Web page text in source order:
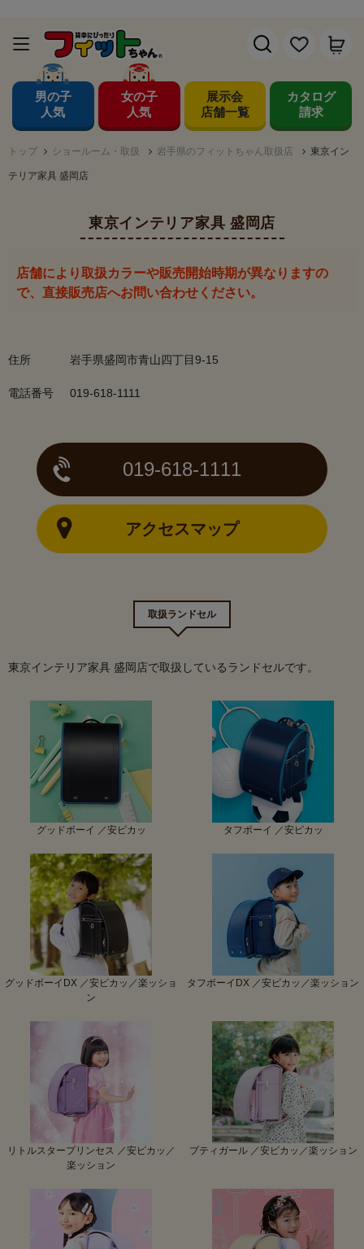
男の子
人気
女の子
人気
展示会
店舗一覧
カタログ
請求
トップ ショールーム・取扱 岩手県のフィットちゃん取扱店 東京イン
テリア家具 盛岡店
東京インテリア家具 盛岡店
店舗により取扱カラーや販売開始時期が異なりますの
で、直接販売店へお問い合わせください。
住所 岩手県盛岡市青山四丁目9-15
電話番号 019-618-1111
019-618-1111
アクセスマップ
取扱ランドセル
東京インテリア家具 盛岡店で取扱しているランドセルです。
グッドボーイ ／安ピカッ タフボーイ ／安ピカッ
グッドボーイDX ／安ピカッ／楽ッショ
ン
タフボーイDX ／安ピカッ／楽ッション
リトルスタープリンセス ／安ピカッ／
楽ッション
プティガール ／安ピカッ／楽ッション